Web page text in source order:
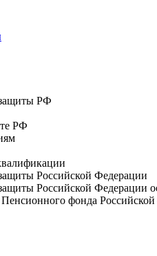
РФ
РФ
Российской Федерации
Российской Федерации
фонда